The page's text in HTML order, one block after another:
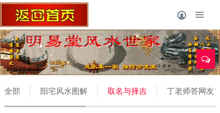
1
全部 阳宅风水图解 取名与择吉 丁老师答网友